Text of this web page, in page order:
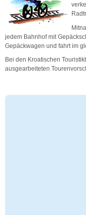
jedem Bahnhof mit
Gepäckwagen und fahrt im
Bei den Kroatischen
ausgearbeiteten